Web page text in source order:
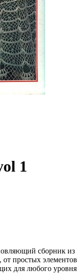
1
сборник из
простых элементов
для любого уровня